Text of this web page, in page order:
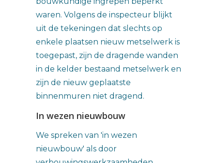
waren. Volgens de inspecteur blijkt
uit de tekeningen dat slechts op
enkele plaatsen nieuw metselwerk is
toegepast, zijn de dragende wanden
in de kelder bestaand metselwerk en
zijn de nieuw geplaatste
binnenmuren niet dragend.
In wezen nieuwbouw
We spreken van 'in wezen
nieuwbouw' als door